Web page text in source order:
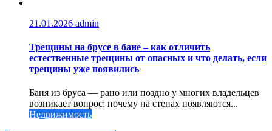
21.01.2026 admin
Трещины на брусе в бане – как отличить
естественные трещины от опасных и что делать, если
трещины уже появились
Баня из бруса — рано или поздно у многих владельцев
возникает вопрос: почему на стенах появляются...
Недвижимость